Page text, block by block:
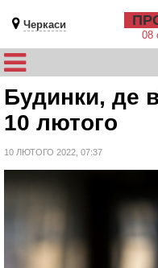
Черкаси
08
Будинки, де
10 лютого
10 ЛЮТОГО 2022, 07:37